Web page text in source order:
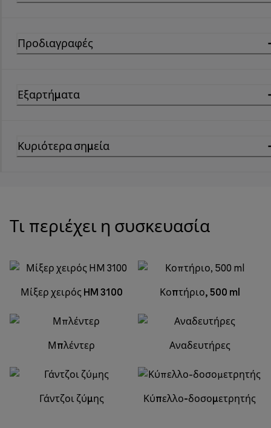
Προδιαγραφές
Εξαρτήματα
Κυριότερα σημεία
Τι περιέχει η συσκευασία
Μίξερ χειρός HM 3100 Κοπτήριο, 500 ml
Μπλέντερ Αναδευτήρες
Γάντζοι ζύμης Κύπελλο-δοσομετρητής